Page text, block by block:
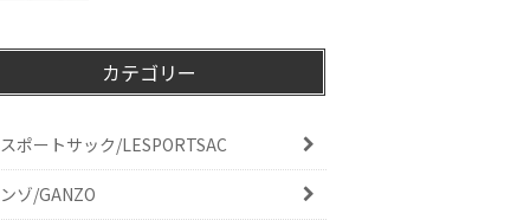
カテゴリー
ポートサック/LESPORTSAC
ゾ/GANZO